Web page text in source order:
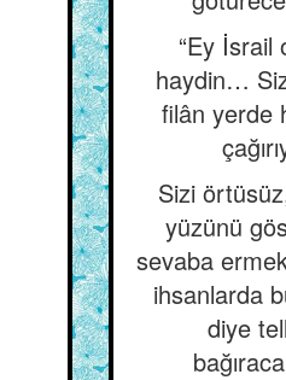
“Ey İsrail
haydin…
filân yerde
Sizi
yüzünü
sevaba
ihsanlarda
diye